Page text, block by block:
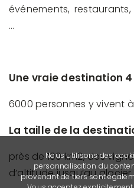
événements,
…
Une vraie destination
6000 personnes y vivent à
La taille de la
près de 100 km2, des
d’altitude jusqu’au
Nous utilisons des
personnalisation du
provenant de tiers sont